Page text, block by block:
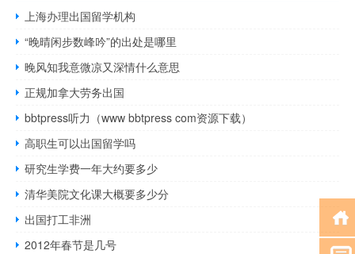
上海办理出国留学机构
“晚晴闲步数峰吟”的出处是哪里
晚风知我意微凉又深情什么意思
正规加拿大劳务出国
bbtpress听力（www bbtpress com资源下载）
高职生可以出国留学吗
研究生学费一年大约要多少
清华美院文化课大概要多少分
出国打工非洲
2012年春节是几号